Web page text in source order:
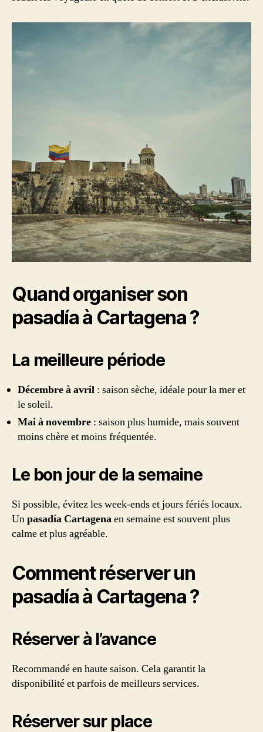
Quand organiser son
pasadía à Cartagena ?
La meilleure période
Décembre à avril : saison sèche, idéale pour la mer et
le soleil.
Mai à novembre : saison plus humide, mais souvent
moins chère et moins fréquentée.
Le bon jour de la semaine
Si possible, évitez les week-ends et jours fériés locaux.
Unpasadía Cartagenaen semaine est souvent plus
calme et plus agréable.
Comment réserver un
pasadía à Cartagena ?
Réserver à l’avance
Recommandé en haute saison. Cela garantit la
disponibilité et parfois de meilleurs services.
Réserver sur place